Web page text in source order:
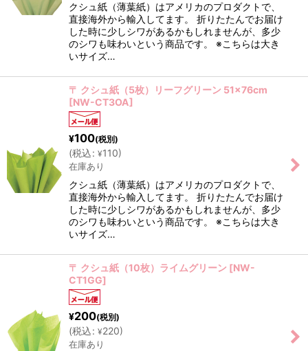
クシュ紙（薄葉紙）はアメリカのプロダクトで、
直接海外から輸入してます。 折りたたんでお届け
した時に少しシワがあるかもしれませんが、多少
のシワも味わいという商品です。 ※こちらは大き
いサイズ…
〒 クシュ紙（5枚）リーフグリーン 51×76cm
[NW-CT3OA]
¥100(税別)
(税込: ¥110)
在庫あり
クシュ紙（薄葉紙）はアメリカのプロダクトで、
直接海外から輸入してます。 折りたたんでお届け
した時に少しシワがあるかもしれませんが、多少
のシワも味わいという商品です。 ※こちらは大き
いサイズ…
〒 クシュ紙（10枚）ライムグリーン [NW-
CT1GG]
¥200(税別)
(税込: ¥220)
在庫あり